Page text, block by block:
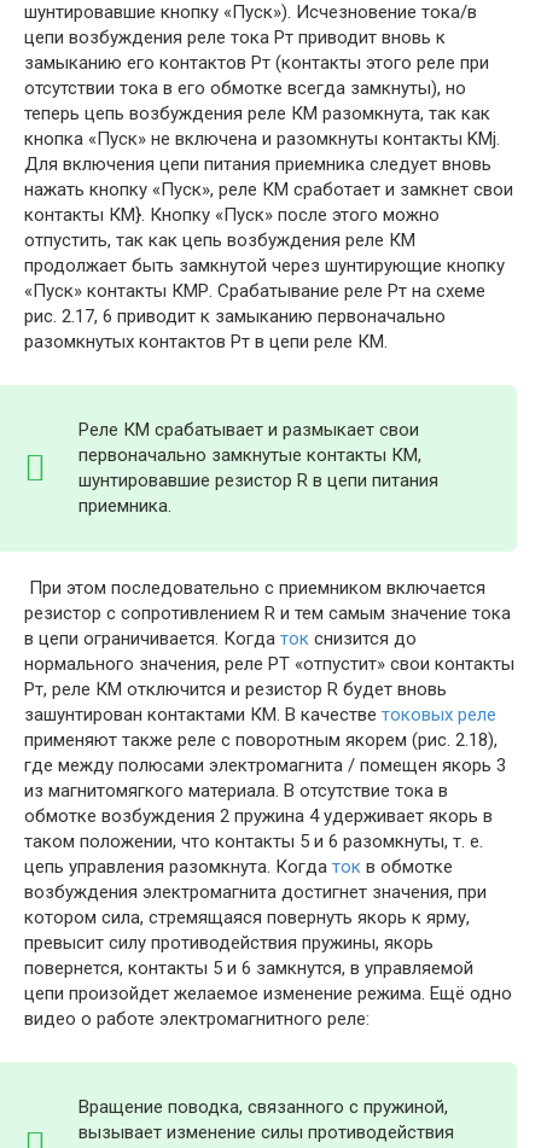
шунтировавшие кнопку «Пуск»). Исчезновение тока/в
цепи возбуждения реле тока Рт приводит вновь к
замыканию его контактов Рт (контакты этого реле при
отсутствии тока в его обмотке всегда замкнуты), но
теперь цепь возбуждения реле КМ разомкнута, так как
кнопка «Пуск» не включена и разомкнуты контакты KMj.
Для включения цепи питания приемника следует вновь
нажать кнопку «Пуск», реле КМ сработает и замкнет свои
контакты КМ}. Кнопку «Пуск» после этого можно
отпустить, так как цепь возбуждения реле КМ
продолжает быть замкнутой через шунтирующие кнопку
«Пуск» контакты КМР. Срабатывание реле Рт на схеме
рис. 2.17, 6 приводит к замыканию первоначально
разомкнутых контактов Рт в цепи реле КМ.
Реле КМ срабатывает и размыкает свои
первоначально замкнутые контакты КМ,
шунтировавшие резистор R в цепи питания
приемника.
При этом последовательно с приемником включается
резистор с сопротивлением R и тем самым значение тока
в цепи ограничивается. Когда ток снизится до
нормального значения, реле РТ «отпустит» свои контакты
Рт, реле КМ отключится и резистор R будет вновь
зашунтирован контактами КМ. В качестве токовых реле
применяют также реле с поворотным якорем (рис. 2.18),
где между полюсами электромагнита / помещен якорь 3
из магнитомягкого материала. В отсутствие тока в
обмотке возбуждения 2 пружина 4 удерживает якорь в
таком положении, что контакты 5 и 6 разомкнуты, т. е.
цепь управления разомкнута. Когда ток в обмотке
возбуждения электромагнита достигнет значения, при
котором сила, стремящаяся повернуть якорь к ярму,
превысит силу противодействия пружины, якорь
повернется, контакты 5 и 6 замкнутся, в управляемой
цепи произойдет желаемое изменение режима. Ещё одно
видео о работе электромагнитного реле:
Вращение поводка, связанного с пружиной,
вызывает изменение силы противодействия